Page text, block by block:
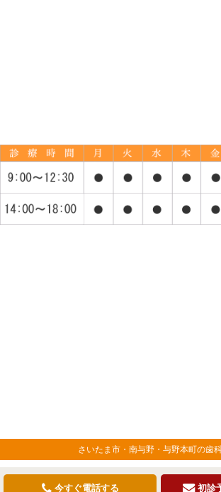
さいたま市・南与野・与野本町の歯
今すぐ電話する 初診